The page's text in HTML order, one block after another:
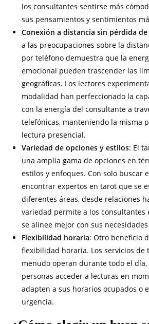
los consultantes sentirse más
sus pensamientos y sentimientos
Conexión a distancia sin pérdida
a las preocupaciones sobre la
por teléfono demuestra que la
emocional pueden trascender las
geográficas. Los lectores
modalidad han perfeccionado la
con la energía del consultante a
telefónicas, manteniendo la misma
lectura presencial.
Variedad de opciones y estilos: El
una amplia gama de opciones en
estilos y enfoques. Con solo buscar
encontrar expertos en tarot que se
diferentes áreas, desde relaciones
variedad permite a los
se alinee mejor con sus
Flexibilidad horaria: Otro beneficio
flexibilidad horaria. Los servicios de
menudo operan durante todo el
personas acceder a lecturas en
adapten a sus horarios ocupados o
urgencia.